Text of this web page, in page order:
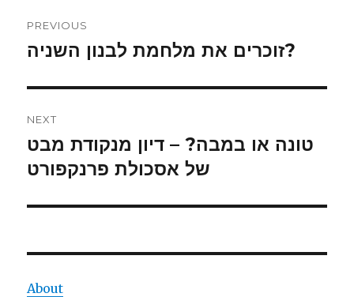
navigation
PREVIOUS
Previous
זוכרים את מלחמת לבנון השניה?
NEXT
Next
post:
טונה או במבה? – דיון מנקודת מבט
של אסכולת פרנקפורט
About